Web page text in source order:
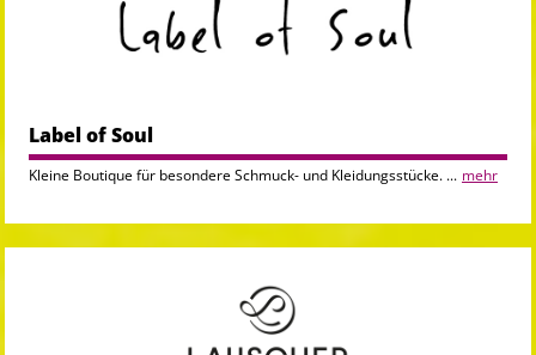
Label of Soul
Kleine Boutique für besondere Schmuck- und Kleidungsstücke. ... mehr